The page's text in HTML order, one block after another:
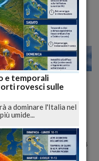
costi
25 30
Mauro Febbo
che gli Istituti di
che prevede la proroga di 4
2013 al 30/04/2013) per il
e temporali
rovesci sulle
a dominare l'Italia nel
umide...